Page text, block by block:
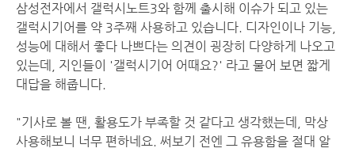
삼성전자에서 갤럭시노트3와 함께 출시해 이슈가 되고 있는
갤럭시기어를 약 3주째 사용하고 있습니다. 디자인이나 기능,
성능에 대해서 좋다 나쁘다는 의견이 굉장히 다양하게 나오고
있는데, 지인들이 '갤럭시기어 어때요?' 라고 물어 보면 짧게
대답을 해줍니다.
"기사로 볼 땐, 활용도가 부족할 것 같다고 생각했는데, 막상
사용해보니 너무 편하네요. 써보기 전엔 그 유용함을 절대 알